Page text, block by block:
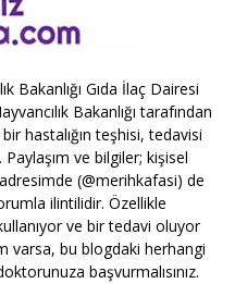
Bakanlığı Gıda İlaç Dairesi
Bakanlığı tarafından
hastalığın teşhisi, tedavisi
ve bilgiler; kişisel
(@merihkafasi) de
ilintilidir. Özellikle
ve bir tedavi oluyor
varsa, bu blogdaki herhangi
başvurmalısınız.